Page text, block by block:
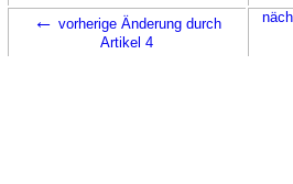
← vorherige Änderung durch
Artikel 4